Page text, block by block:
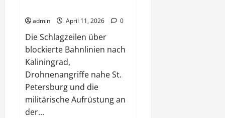
admin April 11, 2026 0
Die Schlagzeilen über
blockierte Bahnlinien nach
Kaliningrad,
Drohnenangriffe nahe St.
Petersburg und die
militärische Aufrüstung an
der...